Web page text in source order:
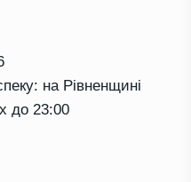
на Рівненщині
до 23:00